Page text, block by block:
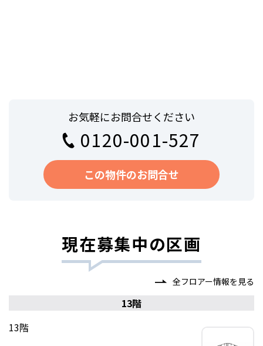
お気軽にお問合せください
0120-001-527
この物件のお問合せ
現在募集中の区画
全フロアー情報を見る
13階
13階